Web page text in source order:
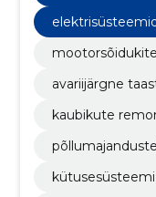
avariijärgne
kaubikute